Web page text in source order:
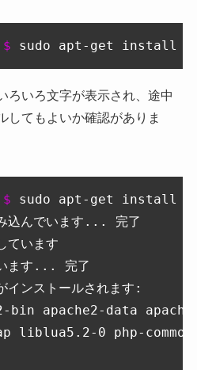
sudo apt-get install
ろいろ文字が表示され、途中
してもよいか確認がありま
sudo apt-get install
込んでいます... 完了
を作成しています
います... 完了
インストールされます:
bin apache2-data
liblua5.2-0 php-